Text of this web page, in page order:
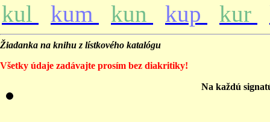
kul
kum kun kup kur
Žiadanka na knihu z lístkového katalógu
Všetky údaje zadávajte prosím bez diakritiky!
Na každú